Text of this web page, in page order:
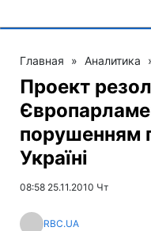
Главная » Аналитика
Проект
порушенням
Україні
08:58 25.11.2010 Чт
RBC.UA